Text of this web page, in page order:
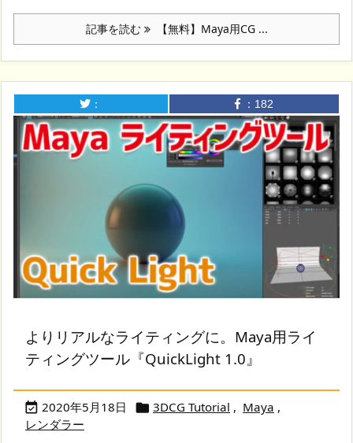
記事を読む 【無料】Maya用CG ...
： ： 182
よりリアルなライティングに。Maya用ライ
ティングツール『QuickLight 1.0』
 2020年5月18日  3DCG Tutorial , Maya ,
レンダラー